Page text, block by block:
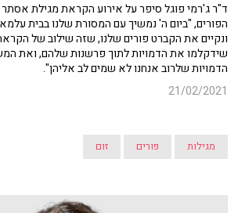
ד"ר ג'רמי פוגל סיפר על אירוע הקראת מגילת אסתר
הפורים, "ביום ה' נמשיך עם המסורת שלנו בבית
ונקיים את הקברט פורים שלנו, שזה שילוב של
שידקלמו את הדמויות לתוך פרשנות שלהם, ואת
הדמויות שלרוב אנחנו לא שמים לב אליהן".
21/02/2021
מגילות פורים זום